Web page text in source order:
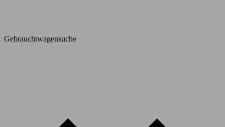
Gebrauchtwagensuche